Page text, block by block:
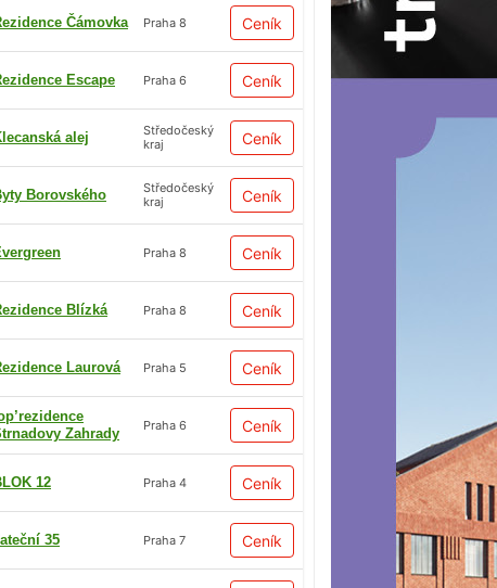
Čámovka Praha 8 Ceník
Escape Praha 6 Ceník
alej
Středočeský
kraj
Ceník
Borovského
Středočeský
kraj
Ceník
Praha 8 Ceník
Blízká Praha 8 Ceník
Laurová Praha 5 Ceník
Zahrady
Praha 6 Ceník
12 Praha 4 Ceník
35 Praha 7 Ceník